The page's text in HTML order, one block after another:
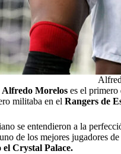
Alfredo Morelos es el primero
militaba en el Rangers de
se entendieron a la
de los mejores jugadores
el Crystal Palace.